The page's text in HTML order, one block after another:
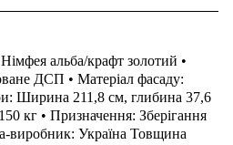
альба/крафт золотий •
ДСП • Матеріал фасаду:
Ширина 211,8 см, глибина 37,6
кг • Призначення: Зберігання
виробник: Україна Товщина